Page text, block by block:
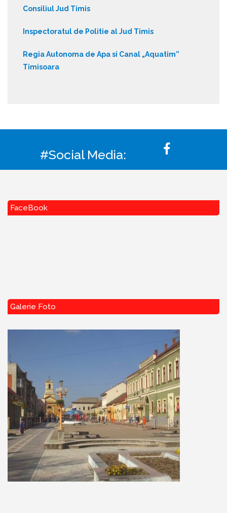
Consiliul Jud Timis
Inspectoratul de Politie al Jud Timis
Regia Autonoma de Apa si Canal „Aquatim”
Timisoara
#Social Media:
FaceBook
Galerie Foto